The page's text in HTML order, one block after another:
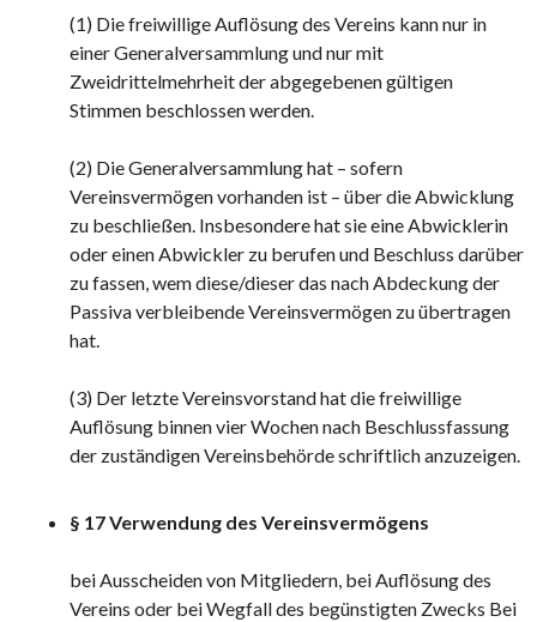
(1) Die freiwillige Auflösung des Vereins kann nur in
einer Generalversammlung und nur mit
Zweidrittelmehrheit der abgegebenen gültigen
Stimmen beschlossen werden.
(2) Die Generalversammlung hat – sofern
Vereinsvermögen vorhanden ist – über die Abwicklung
zu beschließen. Insbesondere hat sie eine Abwicklerin
oder einen Abwickler zu berufen und Beschluss darüber
zu fassen, wem diese/dieser das nach Abdeckung der
Passiva verbleibende Vereinsvermögen zu übertragen
hat.
(3) Der letzte Vereinsvorstand hat die freiwillige
Auflösung binnen vier Wochen nach Beschlussfassung
der zuständigen Vereinsbehörde schriftlich anzuzeigen.
§ 17 Verwendung des Vereinsvermögens
bei Ausscheiden von Mitgliedern, bei Auflösung des
Vereins oder bei Wegfall des begünstigten Zwecks Bei